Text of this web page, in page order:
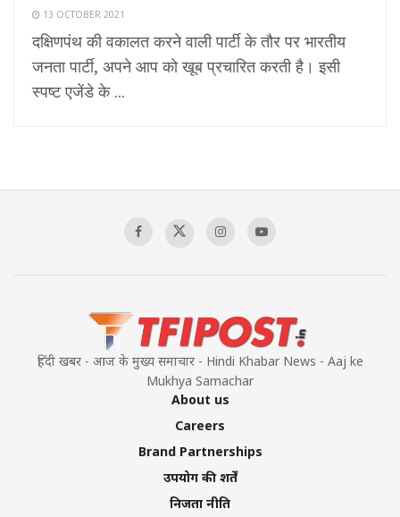
13 OCTOBER 2021
दक्षिणपंथ की वकालत करने वाली पार्टी के तौर पर भारतीय
जनता पार्टी, अपने आप को खूब प्रचारित करती है। इसी
स्पष्ट एजेंडे के ...
हिंदी खबर - आज के मुख्य समाचार - Hindi Khabar News - Aaj ke
Mukhya Samachar
About us
Careers
Brand Partnerships
उपयोग की शर्तें
निजता नीति